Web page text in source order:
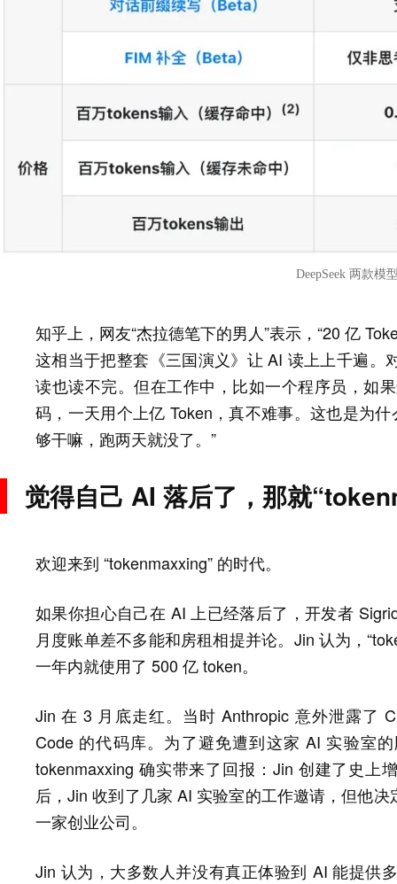
DeepSeek 两款模
知乎上，网友“杰拉德笔下的男人”表示，“20 亿
这相当于把整套《三国演义》让 AI 读上上千遍
读也读不完。但在工作中，比如一个程序员，如
码，一天用个上亿 Token，真不难事。这也是为
够干嘛，跑两天就没了。”
觉得自己 AI 落后了，那就
欢迎来到 “tokenmaxxing” 的时代。
如果你担心自己在 AI 上已经落后了，开发者
月度账单差不多能和房租相提并论。Jin 认为，
一年内就使用了 500 亿 token。
Jin 在 3 月底走红。当时 Anthropic 意外泄露了
Code 的代码库。为了避免遭到这家 AI 实验室
tokenmaxxing 确实带来了回报：Jin 创建了史上
后，Jin 收到了几家 AI 实验室的工作邀请，但他
一家创业公司。
Jin 认为，大多数人并没有真正体验到 AI 能提供